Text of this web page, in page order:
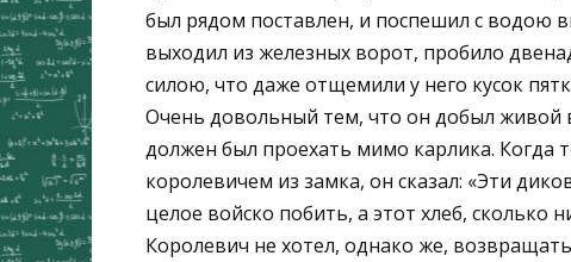
был рядом поставлен, и поспешил с водою
выходил из железных ворот, пробило
силою, что даже отщемили у него кусок
Очень довольный тем, что он добыл живой
должен был проехать мимо карлика. Когда
королевичем из замка, он сказал: «Эти
целое войско побить, а этот хлеб, сколько
Королевич не хотел, однако же,